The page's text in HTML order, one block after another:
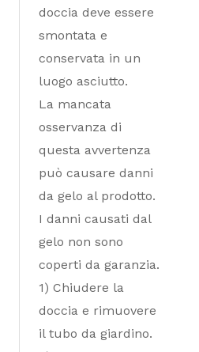
doccia deve essere
smontata e
conservata in un
luogo asciutto.
La mancata
osservanza di
questa avvertenza
può causare danni
da gelo al prodotto.
I danni causati dal
gelo non sono
coperti da garanzia.
1) Chiudere la
doccia e rimuovere
il tubo da giardino.